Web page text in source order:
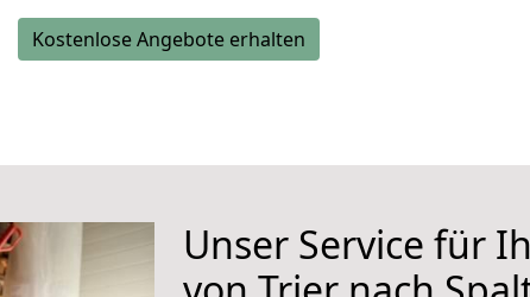
Kostenlose Angebote erhalten
Unser Service für